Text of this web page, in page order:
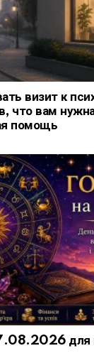
визит к
что вам
помощь
для